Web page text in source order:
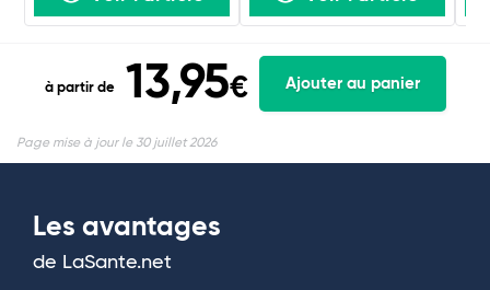
à partir de 13,95€ Ajouter au panier
Page mise à jour le 30 juillet 2026
Les avantages
de LaSante.net